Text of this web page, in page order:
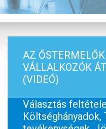
AZ
VÁLLALKOZÓK
(VIDEÓ)
Választás